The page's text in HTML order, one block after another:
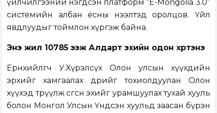
үйлчилгээний нэгдсэн платформ “E-Mongolia 3.0”
системийн албан ёсны нээлтэд оролцов. Үйл
явдлуудыг тоймлон хүргэж байна.
Энэ жил 10785 ээж Алдарт эхийн одон хүртэнэ
Ерөнхийлөгч У.Хүрэлсүх Олон улсын хүүхдийн
эрхийг хамгаалах өдрийг тохиолдуулан Олон
хүүхэд төрүүлж өсгөсөн эхийг урамшуулах тухай хууль
болон Монгол Улсын Үндсэн хуульд заасан бүрэн